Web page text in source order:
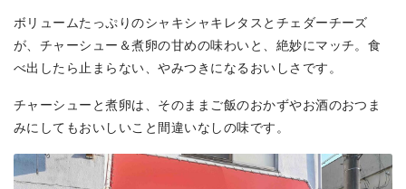
ボリュームたっぷりのシャキシャキレタスとチェダーチーズ
が、チャーシュー＆煮卵の甘めの味わいと、絶妙にマッチ。食
べ出したら止まらない、やみつきになるおいしさです。
チャーシューと煮卵は、そのままご飯のおかずやお酒のおつま
みにしてもおいしいこと間違いなしの味です。